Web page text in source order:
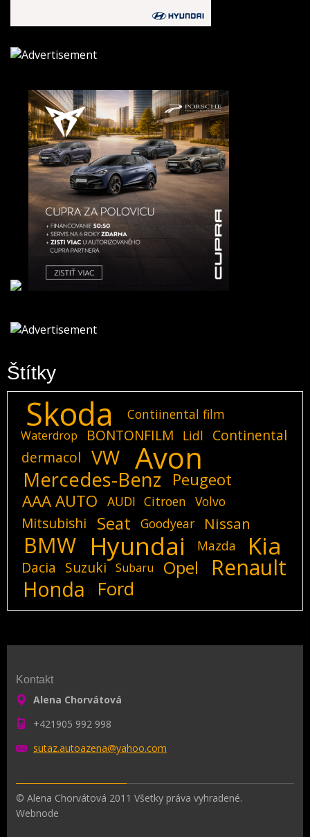
Štítky
Skoda Contiinental film
Waterdrop BONTONFILM Lidl
Continental
dermacol
VW Avon
Mercedes-Benz
Peugeot
AAA AUTO
AUDI Citroen Volvo
Mitsubishi Seat Goodyear Nissan
BMW Hyundai Mazda Kia
Dacia Suzuki Subaru Opel Renault
Honda Ford
Kontakt
Alena Chorvátová
+421905 992 998
sutaz.autoazena@yahoo.com
© Alena Chorvátová 2011 Všetky práva vyhradené.
Webnode